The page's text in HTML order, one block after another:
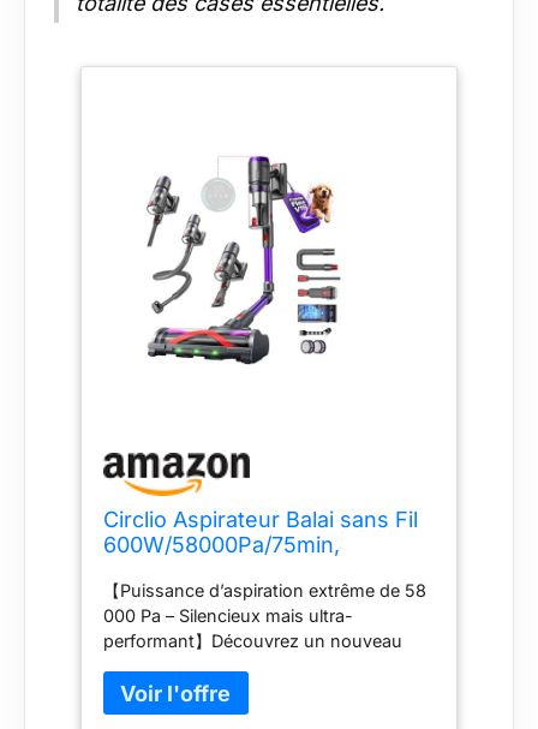
Circlio Aspirateur Balai sans Fil
600W/58000Pa/75min,
avec Tuyau Extensible 1m
Désenfileur de Poils d'animal,
Tube Pliable, pour Tapis, Poils
Animaux, Sol Dur et Voiture
【Puissance d’aspiration extrême de 58
000 Pa – Silencieux mais ultra-
performant】Découvrez un nouveau
sans fil, doté d’un moteur puissant de
600W et d’une incroyable puissance